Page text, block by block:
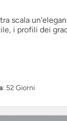
scala
i profili dei
: 52 Giorni